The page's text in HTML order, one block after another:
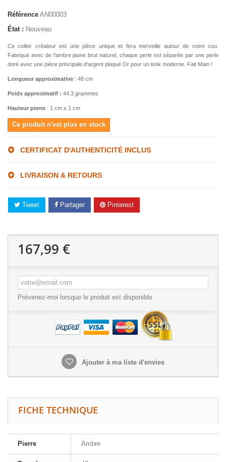
Référence AN00003
État : Nouveau
Ce collier créateur est une pièce unique et fera merveille autour de votre cou.
Fabriqué avec de l'ambre jaune brut naturel, chaque perle est séparée par une perle
doré avec une pièce principale d'argent plaqué Or pour un look moderne. Fait Main !
Longueur approximative : 48 cm
Poids approximatif : 44.3 grammes
Hauteur pierre : 1 cm x 1 cm
Ce produit n'est plus en stock
CERTIFICAT D'AUTHENTICITÉ INCLUS
LIVRAISON & RETOURS
Tweet Partager Pinterest
167,99 €
Prévenez-moi lorsque le produit est disponible
Ajouter à ma liste d'envies
FICHE TECHNIQUE
Pierre Ambre